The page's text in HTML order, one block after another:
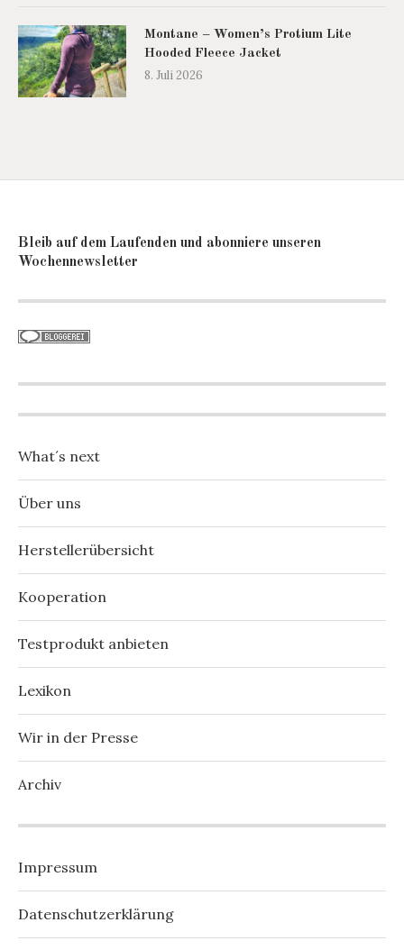
Montane – Women’s Protium Lite
Hooded Fleece Jacket
8. Juli 2026
Bleib auf dem Laufenden und abonniere unseren
Wochennewsletter
What´s next
Über uns
Herstellerübersicht
Kooperation
Testprodukt anbieten
Lexikon
Wir in der Presse
Archiv
Impressum
Datenschutzerklärung